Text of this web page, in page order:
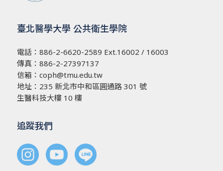
臺北醫學大學 公共衛生學院
電話： 886-2-6620-2589 Ext.16002 / 16003
傳真：886-2-27397137
信箱： coph@tmu.edu.tw
地址： 235 新北市中和區圓通路 301 號
生醫科技大樓 10 樓
追蹤我們